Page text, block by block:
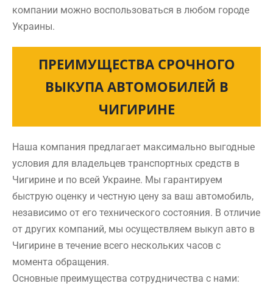
компании можно воспользоваться в любом городе
Украины.
ПРЕИМУЩЕСТВА СРОЧНОГО
ВЫКУПА АВТОМОБИЛЕЙ В
ЧИГИРИНЕ
Наша компания предлагает максимально выгодные
условия для владельцев транспортных средств в
Чигирине и по всей Украине. Мы гарантируем
быструю оценку и честную цену за ваш автомобиль,
независимо от его технического состояния. В отличие
от других компаний, мы осуществляем выкуп авто в
Чигирине в течение всего нескольких часов с
момента обращения.
Основные преимущества сотрудничества с нами: